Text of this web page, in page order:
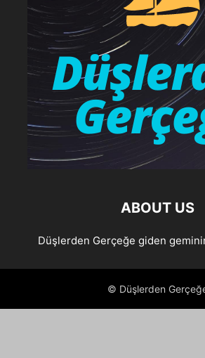
ABOUT US
Düşlerden Gerçeğe giden
© Düşlerden